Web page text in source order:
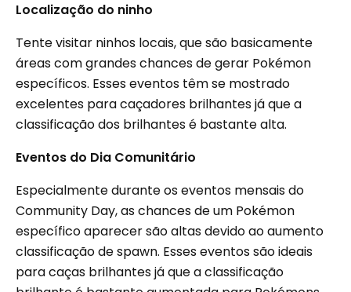
Localização do ninho
Tente visitar ninhos locais, que são basicamente
áreas com grandes chances de gerar Pokémon
específicos. Esses eventos têm se mostrado
excelentes para caçadores brilhantes já que a
classificação dos brilhantes é bastante alta.
Eventos do Dia Comunitário
Especialmente durante os eventos mensais do
Community Day, as chances de um Pokémon
específico aparecer são altas devido ao aumento
classificação de spawn. Esses eventos são ideais
para caças brilhantes já que a classificação